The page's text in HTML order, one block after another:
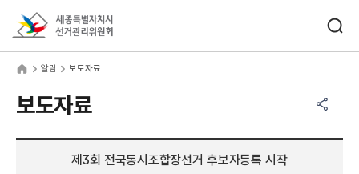
알림 보도자료
보도자료
제3회 전국동시조합장선거 후보자등록 시작